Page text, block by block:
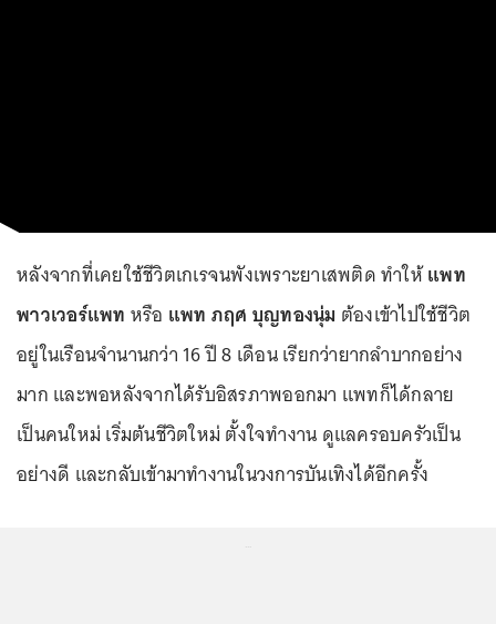
หลังจากที่เคยใช้ชีวิตเกเรจนพังเพราะยาเสพติด ทำให้แพท
พาวเวอร์แพท หรือ แพท ภฤศ บุญทองนุ่ม ต้องเข้าไปใช้ชีวิต
อยู่ในเรือนจำนานกว่า 16 ปี 8 เดือน เรียกว่ายากลำบากอย่าง
มาก และพอหลังจากได้รับอิสรภาพออกมา แพทก็ได้กลาย
เป็นคนใหม่ เริ่มต้นชีวิตใหม่ ตั้งใจทำงาน ดูแลครอบครัวเป็น
อย่างดี และกลับเข้ามาทำงานในวงการบันเทิงได้อีกครั้ง